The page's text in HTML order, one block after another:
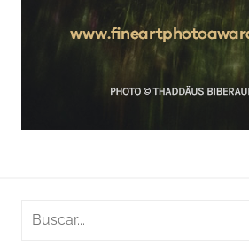
Buscar: